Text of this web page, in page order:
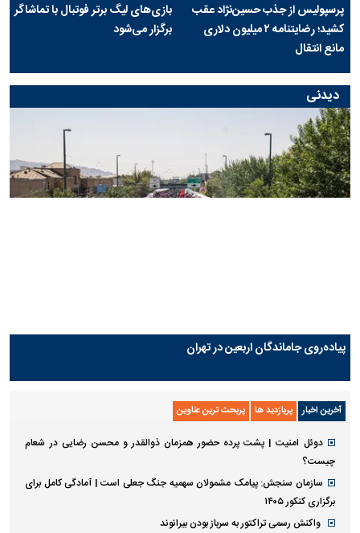
پرسپولیس از جذب حسین‌نژاد عقب
کشید؛ رضایتنامه ۲ میلیون دلاری
مانع انتقال
بازی‌های لیگ برتر فوتبال با تماشاگر
برگزار می‌شود
دیدنی
پیاده‌روی جاماندگان اربعین در تهران
آخرین اخبار پربازدید ها پربحث ترین عناوین
دوئل امنیت | پشت پرده حضور همزمان ذوالقدر و محسن رضایی در شعام
چیست؟
سازمان سنجش: پیامک مشمولان سهمیه جنگ جعلی است | آمادگی کامل برای
برگزاری کنکور ۱۴۰۵
واکنش رسمی تراکتور به سرباز بودن بیرانوند